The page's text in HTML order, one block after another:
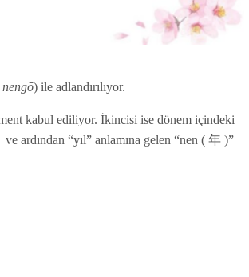
nengō) ile adlandırılıyor.
kabul ediliyor. İkincisi ise dönem içindeki
ardından “yıl” anlamına gelen “nen ( 年 )”